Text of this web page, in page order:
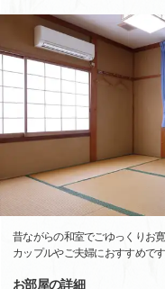
昔ながらの和室でごゆっくりお寛
カップルやご夫婦におすすめです
お部屋の詳細